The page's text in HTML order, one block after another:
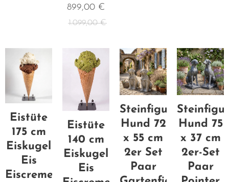
899,00 €
1.099,00€
Eistüte
175 cm
Eiskugel
Eis
Eiscreme
Eistüte
140 cm
Eiskugel
Eis
Steinfigur
Hund 72
x 55 cm
2er Set
Paar
Steinfigur
Hund 75
x 37 cm
2er-Set
Paar